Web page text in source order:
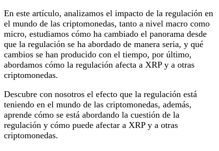
En este artículo, analizamos el impacto de la regulación en
el mundo de las criptomonedas, tanto a nivel macro como
micro, estudiamos cómo ha cambiado el panorama desde
que la regulación se ha abordado de manera seria, y qué
cambios se han producido con el tiempo, por último,
abordamos cómo la regulación afecta a XRP y a otras
criptomonedas.
Descubre con nosotros el efecto que la regulación está
teniendo en el mundo de las criptomonedas, además,
aprende cómo se está abordando la cuestión de la
regulación y cómo puede afectar a XRP y a otras
criptomonedas.